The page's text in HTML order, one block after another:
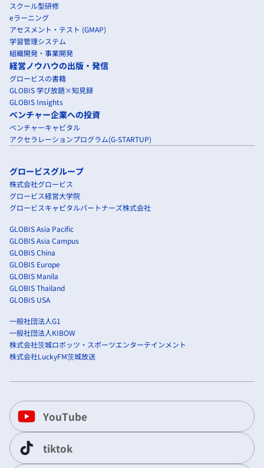
スクール型研修
eラーニング
アセスメント・テスト (GMAP)
学習管理システム
組織開発・事業開発
経営ノウハウの出版・発信
グロービスの書籍
GLOBIS 学び放題×知見録
GLOBIS Insights
ベンチャー企業への投資
ベンチャーキャピタル
アクセラレーションプログラム(G-STARTUP)
グロービスグループ
株式会社グロービス
グロービス経営大学院
グロービスキャピタルパートナーズ株式会社
GLOBIS Asia Pacific
GLOBIS Asia Campus
GLOBIS China
GLOBIS Europe
GLOBIS Manila
GLOBIS Thailand
GLOBIS USA
一般社団法人G1
一般社団法人KIBOW
株式会社茨城ロボッツ・スポーツエンターテインメント
株式会社LuckyFM茨城放送
YouTube
tiktok